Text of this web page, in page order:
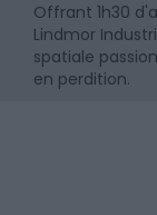
Offrant 1h30
Lindmor
spatiale
en perdition.